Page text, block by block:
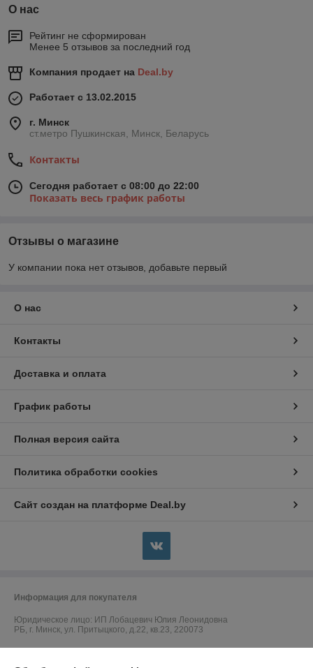
О нас
Рейтинг не сформирован
Менее 5 отзывов за последний год
Компания продает на Deal.by
Работает с 13.02.2015
г. Минск
ст.метро Пушкинская, Минск, Беларусь
Контакты
Сегодня работает с 08:00 до 22:00
Показать весь график работы
Отзывы о магазине
У компании пока нет отзывов, добавьте первый
О нас
Контакты
Доставка и оплата
График работы
Полная версия сайта
Политика обработки cookies
Сайт создан на платформе Deal.by
Информация для покупателя
Юридическое лицо: ИП Лобацевич Юлия Леонидовна
РБ, г. Минск, ул. Притыцкого, д.22, кв.23, 220073